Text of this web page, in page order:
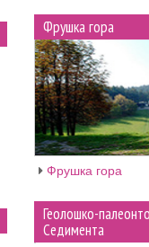
Фрушка гора
Фрушка гора
Геолошко-
Седимента